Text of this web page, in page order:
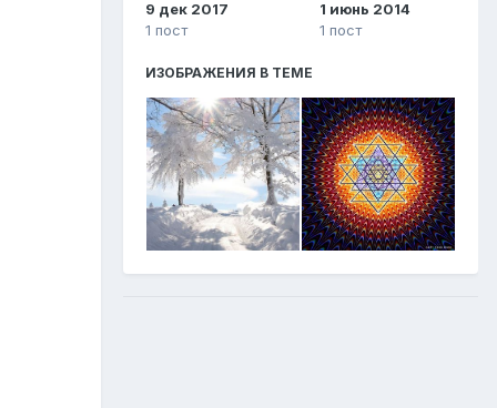
9 дек 2017
1 пост
1 июнь 2014
1 пост
ИЗОБРАЖЕНИЯ В ТЕМЕ